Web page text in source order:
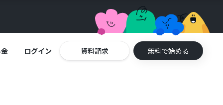
ログイン 資料請求 無料で始める